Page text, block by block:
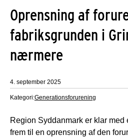
Oprensning af
fabriksgrunden i
nærmere
4. september 2025
Kategori:Generationsforurening
Region Syddanmark er klar med
frem til en oprensning af den